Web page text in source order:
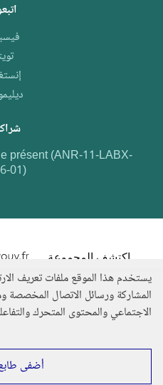
présent (ANR-11-LABX-
01)
اكتشف المجموعة
يستخدم هذا الموقع ملفات تعريف
المشاركة ورسائل الاتصال
الاجتماعي والمحتوى المتحرك
أضفى